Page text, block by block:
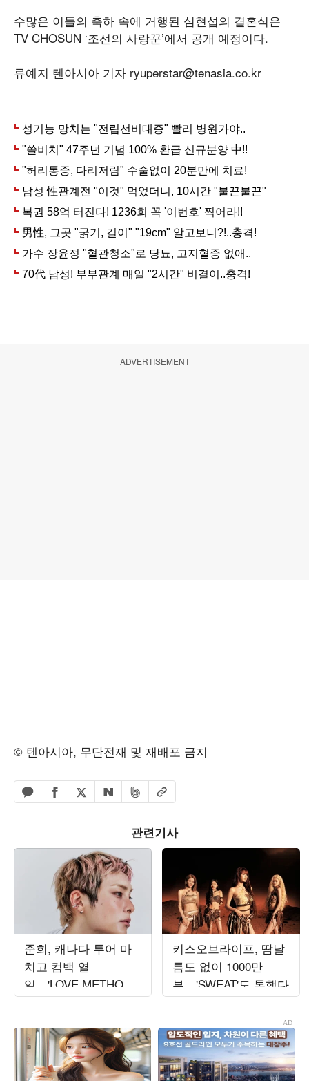
수많은 이들의 축하 속에 거행된 심현섭의 결혼식은
TV CHOSUN ‘조선의 사랑꾼’에서 공개 예정이다.
류예지 텐아시아 기자 ryuperstar@tenasia.co.kr
ADVERTISEMENT
© 텐아시아, 무단전재 및 재배포 금지
카카오톡 공유하기
페이스북 공유하기
엑스 공유하기
네이버 공유하기
밴드 공유하기
URL복사
관련기사
준희, 캐나다 투어 마
치고 컴백 열
일…'LOVE METHOD'
발매
키스오브라이프, 땀날
틈도 없이 1000만
뷰…'SWEAT'도 통했다